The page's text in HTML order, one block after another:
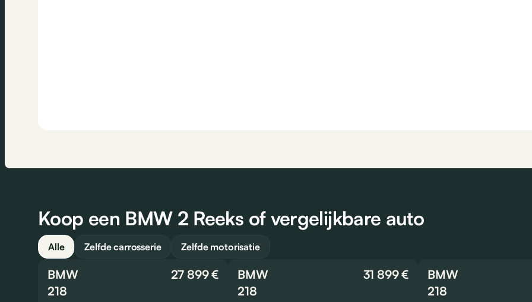
Koop een BMW 2 Reeks of vergelijkbare auto
Alle Zelfde carrosserie Zelfde motorisatie
BMW
218
27 899 €
BMW
218
31 899 €
BMW
218